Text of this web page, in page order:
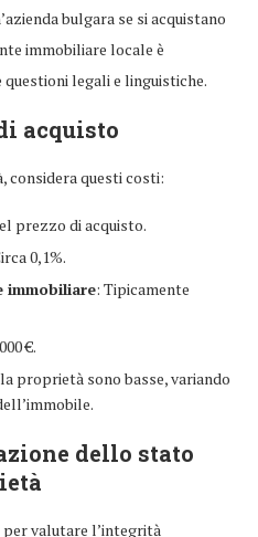
bulgara se si acquistano
immobiliare locale è
legali e linguistiche.
acquisto
questi costi:
prezzo di acquisto.
0,1%.
immobiliare: Tipicamente
€.
proprietà sono basse, variando
dello stato
valutare l’integrità